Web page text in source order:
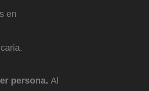
en
persona. Al